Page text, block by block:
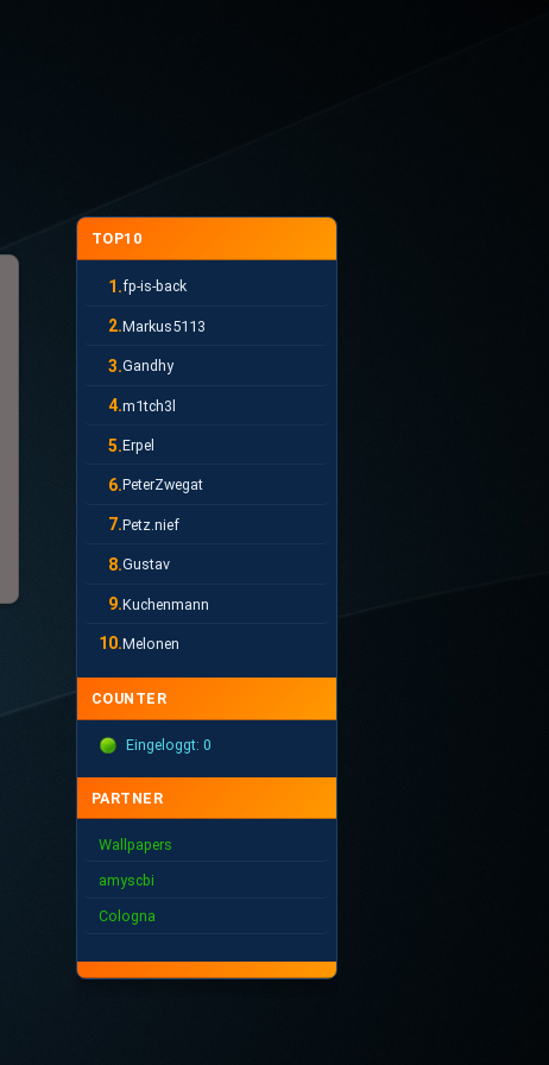
TOP10
1.fp-is-back
2.Markus5113
3.Gandhy
4.m1tch3l
5.Erpel
6.PeterZwegat
7.Petz.nief
8.Gustav
9.Kuchenmann
10.Melonen
COUNTER
Eingeloggt: 0
PARTNER
Wallpapers
amyscbi
Cologna